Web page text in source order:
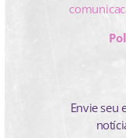
Envie seu